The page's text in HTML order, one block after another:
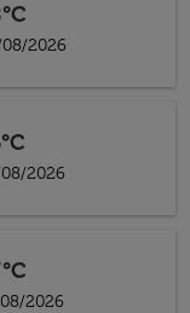
2026
2026
2026